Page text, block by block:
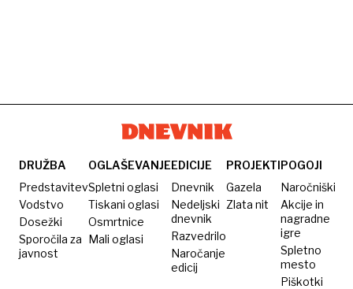
DRUŽBA
Predstavitev
Vodstvo
Dosežki
Sporočila za
javnost
OGLAŠEVANJE
Spletni oglasi
Tiskani oglasi
Osmrtnice
Mali oglasi
EDICIJE
Dnevnik
Nedeljski
dnevnik
Razvedrilo
Naročanje
edicij
PROJEKTI
Gazela
Zlata nit
POGOJI
Naročniški
Akcije in
nagradne
igre
Spletno
mesto
Piškotki